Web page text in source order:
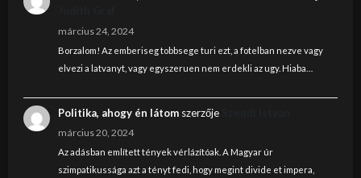
március 24, 2024
Borzalom! Az emberiseg tobbsege turi ezt, a fotelban nezve vagy
elvezi a latvanyt, vagy egyszeruen nem erdekli az ugy. Hiaba…
Politika, ahogy én látomszerzője
március 20, 2024
Az adásban említett tények vérlázítóak. A Magyar úr
szimpatikussága azt a tényt fedi, hogy megint divide et impera,